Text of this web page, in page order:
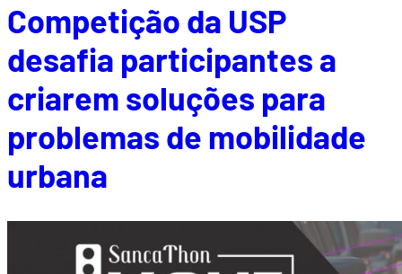
Competição da USP
desafia participantes a
criarem soluções para
problemas de mobilidade
urbana